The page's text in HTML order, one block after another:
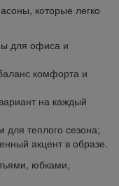
которые легко
для офиса и
комфорта и
на каждый
для теплого сезона;
акцент в образе.
юбками,